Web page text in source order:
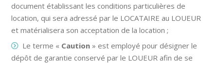
document établissant les conditions particulières de
location, qui sera adressé par le LOCATAIRE au LOUEUR
et matérialisera son acceptation de la location ;
Le terme « Caution» est employé pour désigner le
dépôt de garantie conservé par le LOUEUR afin de se